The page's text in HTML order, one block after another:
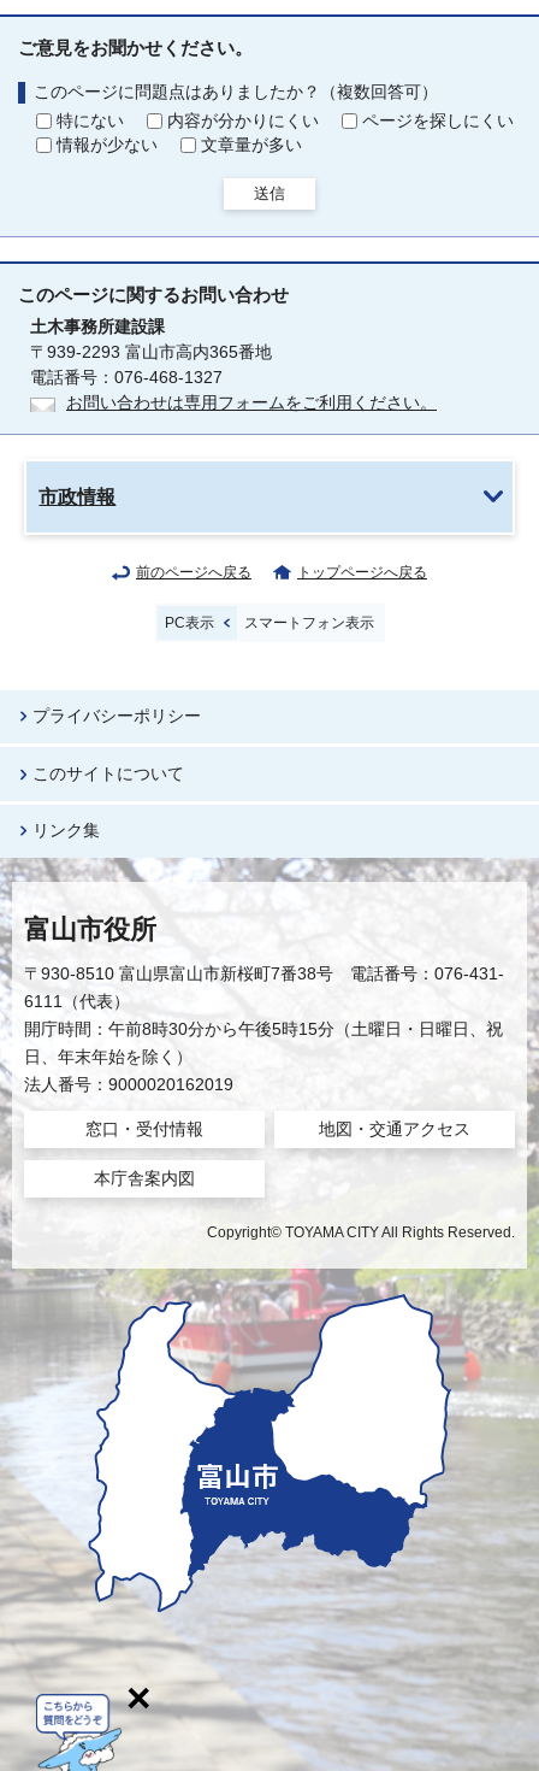
ご意見をお聞かせください。
このページに問題点はありましたか？（複数回答可）
特にない
内容が分かりにくい
ページを探しにくい
情報が少ない
文章量が多い
送信
このページに関するお問い合わせ
土木事務所建設課
〒939-2293 富山市高内365番地
電話番号：076-468-1327
お問い合わせは専用フォームをご利用ください。
市政情報
前のページへ戻る トップページへ戻る
PC表示 スマートフォン表示
プライバシーポリシー
このサイトについて
リンク集
富山市役所
〒930-8510 富山県富山市新桜町7番38号 電話番号：076-431-
6111（代表）
開庁時間：午前8時30分から午後5時15分（土曜日・日曜日、祝
日、年末年始を除く）
法人番号：9000020162019
窓口・受付情報 地図・交通アクセス
本庁舎案内図
Copyright© TOYAMA CITY All Rights Reserved.
×